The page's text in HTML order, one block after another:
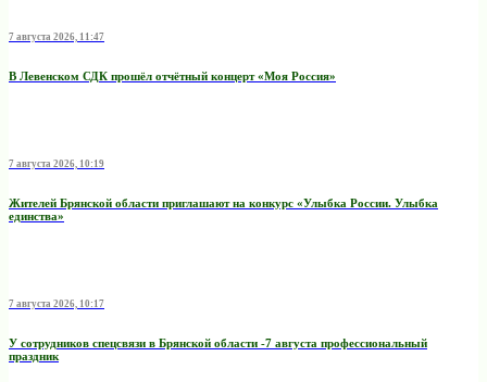
7 августа 2026, 11:47
В Левенском СДК прошёл отчётный концерт «Моя Россия»
7 августа 2026, 10:19
Жителей Брянской области приглашают на конкурс «Улыбка России. Улыбка
единства»
7 августа 2026, 10:17
У сотрудников спецсвязи в Брянской области -7 августа профессиональный
праздник